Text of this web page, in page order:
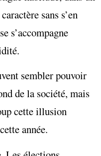
sans s’en
s’accompagne
sembler pouvoir
de la société, mais
cette illusion
année.